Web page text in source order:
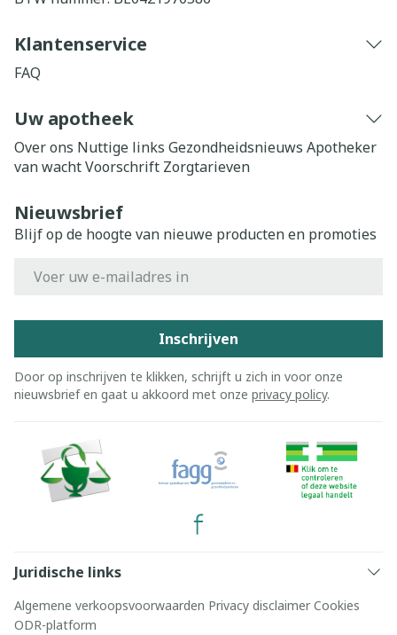
Klantenservice
FAQ
Uw apotheek
Over ons Nuttige links Gezondheidsnieuws Apotheker
van wachtVoorschrift Zorgtarieven
Nieuwsbrief
Blijf op de hoogte van nieuwe producten en promoties
Inschrijven
Door op inschrijven te klikken, schrijft u zich in voor onze
nieuwsbrief en gaat u akkoord met onze privacy policy.
Juridische links
Algemene verkoopsvoorwaarden Privacy disclaimer Cookies
ODR-platform